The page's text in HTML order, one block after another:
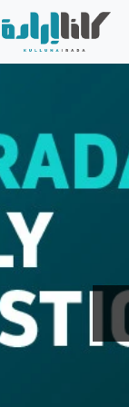
من نحن
مجلس الإدارة
الفريق التنفيذي
الشركاء
القضايا
تقرير الأنشطة
القضايا